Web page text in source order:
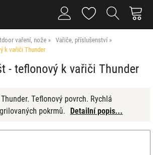
vaření, nože
Vařiče, příslušenství
k vařiči Thunder
- teflonový k vařiči Thunder
Teflonový povrch. Rychlá
pokrmů. Detailní popis...